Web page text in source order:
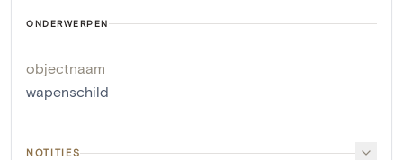
ONDERWERPEN
objectnaam
wapenschild
NOTITIES